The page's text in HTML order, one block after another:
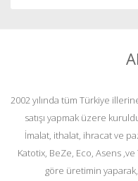
2002 yılında tüm Türkiye
satışı yapmak üzere
İmalat, ithalat, ihracat ve
Katotix, BeZe, Eco, Asens
göre üretimin